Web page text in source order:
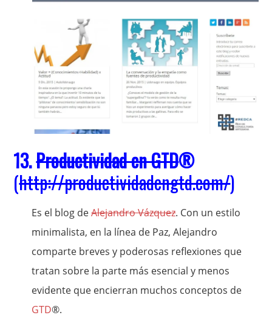
13.Productividad en GTD®
(http://productividadengtd.com/)
Es el blog deAlejandro Vázquez. Con un estilo
minimalista, en la línea de Paz, Alejandro
comparte breves y poderosas reflexiones que
tratan sobre la parte más esencial y menos
evidente que encierran muchos conceptos de
GTD®.